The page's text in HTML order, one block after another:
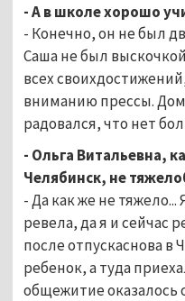
- А в школе хорошо
- Конечно, он не был
Саша не был
всех
вниманию прессы.
радовался, что нет
- Ольга Витальевна,
Челябинск, не
- Да как же не
ревела, да я и сейчас
после отпускаснова
ребенок, а туда
общежитие